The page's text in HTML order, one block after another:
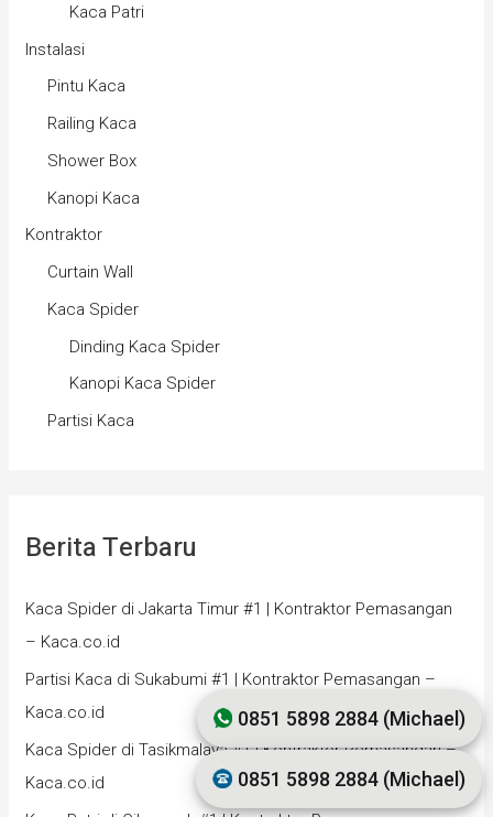
Kaca Patri
Instalasi
Pintu Kaca
Railing Kaca
Shower Box
Kanopi Kaca
Kontraktor
Curtain Wall
Kaca Spider
Dinding Kaca Spider
Kanopi Kaca Spider
Partisi Kaca
Berita Terbaru
Kaca Spider di Jakarta Timur #1 | Kontraktor Pemasangan
– Kaca.co.id
Partisi Kaca di Sukabumi #1 | Kontraktor Pemasangan –
Kaca.co.id
Kaca Spider di Tasikmalaya #1 | Kontraktor Pemasangan –
Kaca.co.id
0851 5898 2884 (Michael)
0851 5898 2884 (Michael)